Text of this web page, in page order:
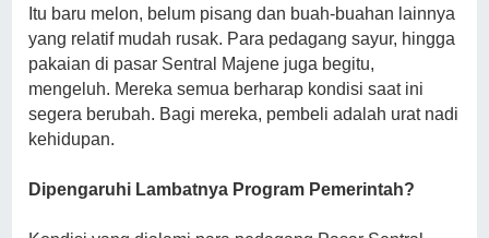
Itu baru melon, belum pisang dan buah-buahan lainnya
yang relatif mudah rusak. Para pedagang sayur, hingga
pakaian di pasar Sentral Majene juga begitu,
mengeluh. Mereka semua berharap kondisi saat ini
segera berubah. Bagi mereka, pembeli adalah urat nadi
kehidupan.
Dipengaruhi Lambatnya Program Pemerintah?